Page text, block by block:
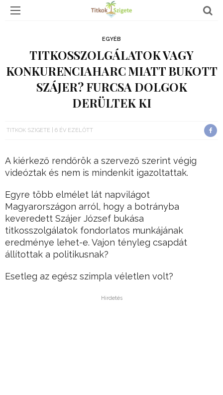
EGYÉB
TITKOSSZOLGÁLATOK VAGY
KONKURENCIAHARC MIATT BUKOTT
SZÁJER? FURCSA DOLGOK
DERÜLTEK KI
TITKOK SZIGETE 6 ÉV EZELŐTT
A kiérkező rendőrök a szervező szerint végig
videóztak és nem is mindenkit igazoltattak.
Egyre több elmélet lát napvilágot
Magyarországon arról, hogy a botrányba
keveredett Szájer József bukása
titkosszolgálatok fondorlatos munkájának
eredménye lehet-e. Vajon tényleg csapdát
állítottak a politikusnak?
Esetleg az egész szimpla véletlen volt?
Hirdetés